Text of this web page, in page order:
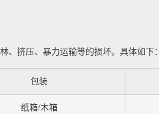
、挤压、暴力运输等的损坏。具体如下：
包装
纸箱/木箱